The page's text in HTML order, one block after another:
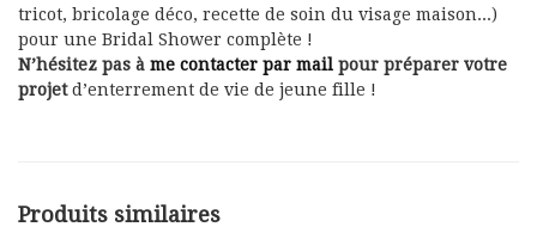
tricot, bricolage déco, recette de soin du visage maison…)
pour une Bridal Shower complète !
N’hésitez pas à me contacter par mail pour préparer votre
projetd’enterrement de vie de jeune fille !
Produits similaires